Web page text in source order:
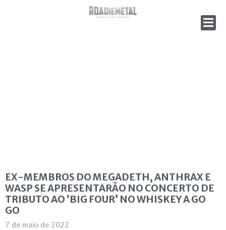
EX-MEMBROS DO MEGADETH, ANTHRAX E
WASP SE APRESENTARÃO NO CONCERTO DE
TRIBUTO AO ‘BIG FOUR’ NO WHISKEY A GO
GO
7 de maio de 2022